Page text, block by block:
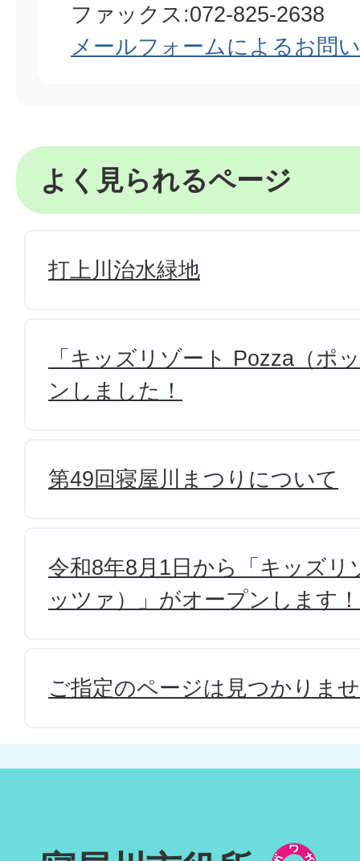
ファックス:072-825-2638
メールフォームによるお問
よく見られるページ
打上川治水緑地
「キッズリゾート Pozza（ポ
ンしました！
第49回寝屋川まつりについて
令和8年8月1日から「キッズリ
ッツァ）」がオープンします！
ご指定のページは見つかりま